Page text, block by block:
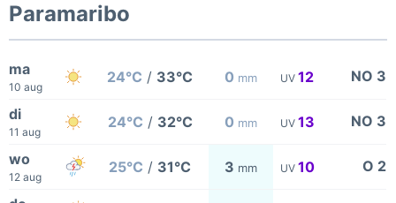
Paramaribo
ma
10 aug
24°C / 33°C 0 mm UV 12 NO 3
di
11 aug
24°C / 32°C 0 mm UV 13 NO 3
wo
12 aug
25°C / 31°C 3 mm UV 10 O 2